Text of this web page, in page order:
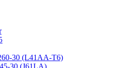
30 (L41AA-T6)
30 (J61LA)